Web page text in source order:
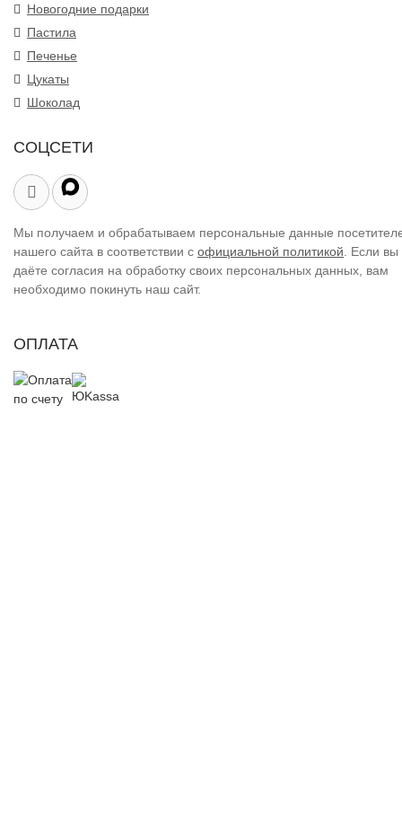
Новогодние подарки
Пастила
Печенье
Цукаты
Шоколад
СОЦСЕТИ
Мы получаем и обрабатываем персональные данные
нашего сайта в соответствии с официальной политикой . Если
даёте согласия на обработку своих персональных данных, вам
необходимо покинуть наш сайт.
ОПЛАТА